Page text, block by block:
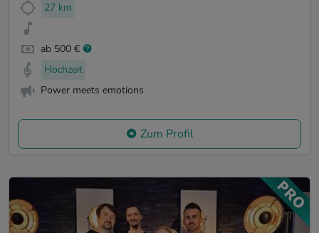
27 km
ab 500 €
Hochzeit
Power meets emotions
Zum Profil